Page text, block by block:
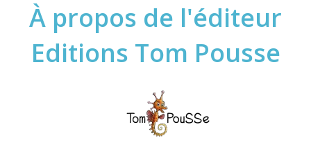
À propos de l'éditeur
Editions Tom Pousse